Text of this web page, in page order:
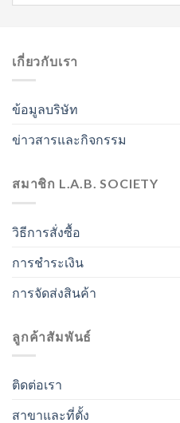
เกี่ยวกับเรา
ข้อมูลบริษัท
ข่าวสารและกิจกรรม
สมาชิก L.A.B. SOCIETY
วิธีการสั่งซื้อ
การชำระเงิน
การจัดส่งสินค้า
ลูกค้าสัมพันธ์
ติดต่อเรา
สาขาและที่ตั้ง